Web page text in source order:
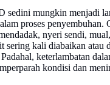
sedini mungkin menjadi
proses penyembuhan.
nyeri sendi,
sering kali diabaikan atau
keterlambatan
kondisi dan